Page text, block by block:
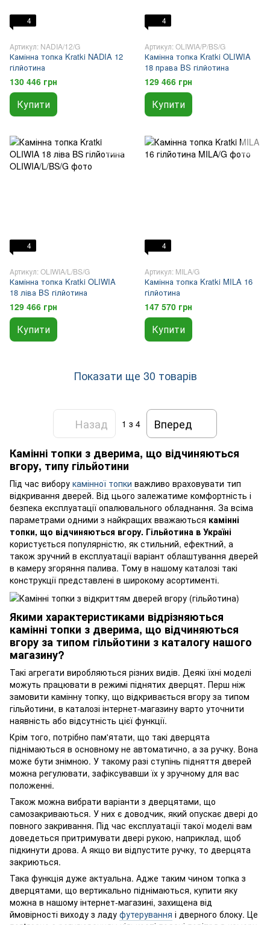
4
Артикул: NADIA/12/G
Камінна топка Kratki NADIA 12
гілйотина
130 446 грн
Купити
4
Артикул: OLIWIA/P/BS/G
Камінна топка Kratki OLIWIA
18 права BS гілйотина
129 466 грн
Купити
4
Артикул: OLIWIA/L/BS/G
Камінна топка Kratki OLIWIA
18 ліва BS гілйотина
129 466 грн
Купити
4
Артикул: MILA/G
Камінна топка Kratki MILA 16
гілйотина
147 570 грн
Купити
Показати ще 30 товарів
Назад 1 з 4
Вперед
Камінні топки з дверима, що відчиняються
вгору, типу гільйотини
Під час вибору камінної топки важливо враховувати тип
відкривання дверей. Від цього залежатиме комфортність і
безпека експлуатації опалювального обладнання. За всіма
параметрами одними з найкращих вважаються камінні
топки, що відчиняються вгору. Гільйотина в Україні
користується популярністю, як стильний, ефектний, а
також зручний в експлуатації варіант облаштування дверей
в камеру згоряння палива. Тому в нашому каталозі такі
конструкції представлені в широкому асортименті.
Якими характеристиками відрізняються
камінні топки з дверима, що відчиняються
вгору за типом гільйотини з каталогу нашого
магазину?
Такі агрегати виробляються різних видів. Деякі їхні моделі
можуть працювати в режимі піднятих дверцят. Перш ніж
замовити камінну топку, що відкривається вгору за типом
гільйотини, в каталозі інтернет-магазину варто уточнити
наявність або відсутність цієї функції.
Крім того, потрібно пам'ятати, що такі дверцята
піднімаються в основному не автоматично, а за ручку. Вона
може бути знімною. У такому разі ступінь підняття дверей
можна регулювати, зафіксувавши їх у зручному для вас
положенні.
Також можна вибрати варіанти з дверцятами, що
самозакриваються. У них є доводчик, який опускає двері до
повного закривання. Під час експлуатації такої моделі вам
доведеться притримувати двері рукою, наприклад, щоб
підкинути дрова. А якщо ви відпустите ручку, то дверцята
закриються.
Така функція дуже актуальна. Адже таким чином топка з
дверцятами, що вертикально піднімаються, купити яку
можна в нашому інтернет-магазині, захищена від
ймовірності виходу з ладу футерування і дверного блоку. Це